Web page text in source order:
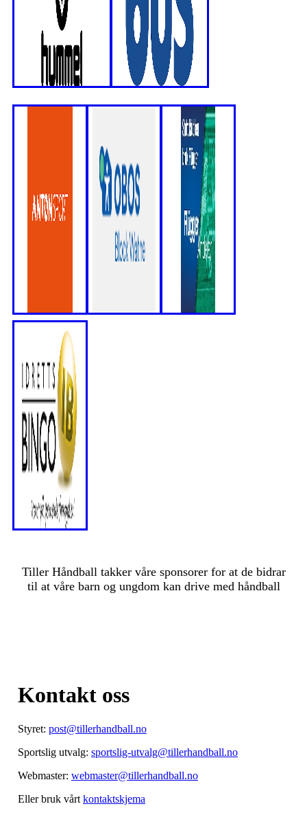
Tiller Håndball takker våre sponsorer for at de bidrar
til at våre barn og ungdom kan drive med håndball
Kontakt oss
Styret: post@tillerhandball.no
Sportslig utvalg: sportslig-utvalg@tillerhandball.no
Webmaster: webmaster@tillerhandball.no
Eller bruk vårt kontaktskjema